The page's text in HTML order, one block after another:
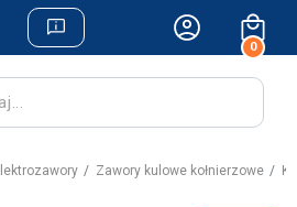
0
Zawory kulowe kołnierzowe